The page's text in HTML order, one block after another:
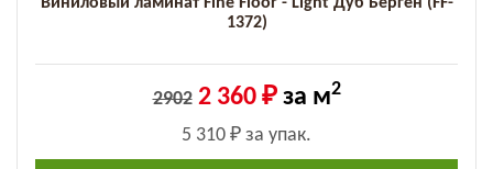
1372)
2902 2 360 ₽за м2
5 310 ₽ за упак.